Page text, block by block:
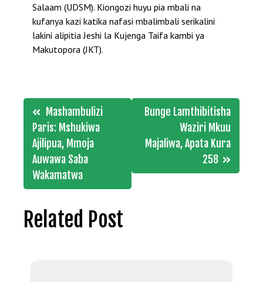
Salaam (UDSM). Kiongozi huyu pia mbali na
kufanya kazi katika nafasi mbalimbali serikalini
lakini alipitia Jeshi la Kujenga Taifa kambi ya
Makutopora (JKT).
Post
navigation
Mashambulizi
Paris: Mshukiwa
Ajilipua, Mmoja
Auwawa Saba
Wakamatwa
Bunge Lamthibitisha
Waziri Mkuu
Majaliwa, Apata Kura
258
Related Post